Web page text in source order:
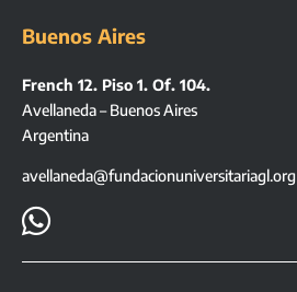
Buenos Aires
French 12. Piso 1. Of. 104.
Avellaneda – Buenos Aires
Argentina
avellaneda@fundacionuniversitariagl.org
